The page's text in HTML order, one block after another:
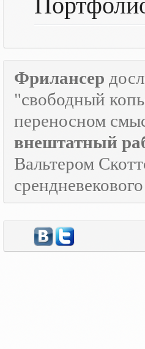
Фрилансер
"свободный
переносном
внештатный
Вальтером